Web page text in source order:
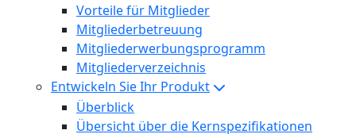
Vorteile für Mitglieder
Mitgliederbetreuung
Mitgliederwerbungsprogramm
Mitgliederverzeichnis
Entwickeln Sie Ihr Produkt
Überblick
Übersicht über die Kernspezifikationen